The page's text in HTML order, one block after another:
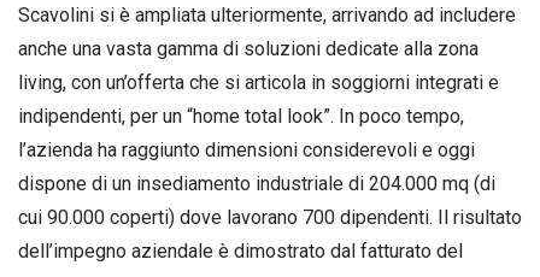
Scavolini si è ampliata ulteriormente, arrivando ad includere
anche una vasta gamma di soluzioni dedicate alla zona
living, con un’offerta che si articola in soggiorni integrati e
indipendenti, per un “home total look”. In poco tempo,
l’azienda ha raggiunto dimensioni considerevoli e oggi
dispone di un insediamento industriale di 204.000 mq (di
cui 90.000 coperti) dove lavorano 700 dipendenti. Il risultato
dell’impegno aziendale è dimostrato dal fatturato del